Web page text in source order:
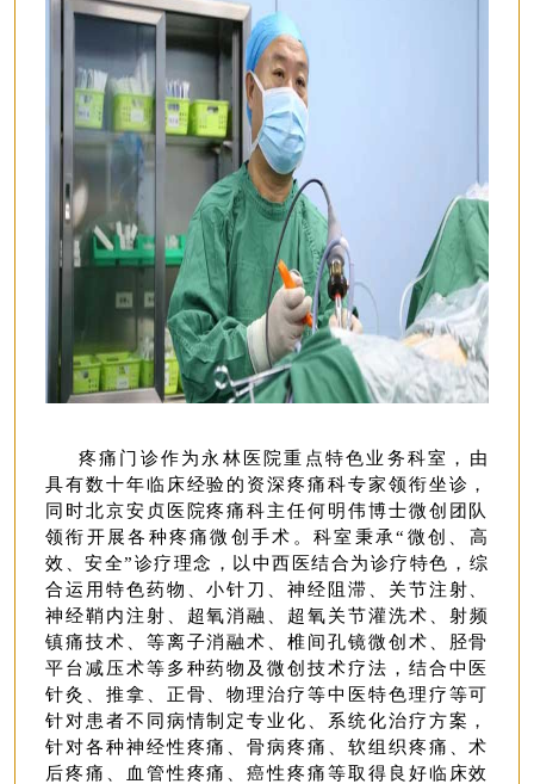
疼痛门诊作为永林医院重点特色业务科室， 由
具有数十年临床经验的资深疼痛科专家领衔坐诊，
同时北京安贞医院疼痛科主任何明伟博士微创团队
领衔开展各种疼痛微创手术。科室秉承“微创、高
效、安全”诊疗理念，以中西医结合为诊疗特色，综
合运用特色药物、小针刀、神经阻滞、关节注射、
神经鞘内注射、超氧消融、 超氧关节灌洗术、射频
镇痛技术、等离子消融术、椎间孔镜微创术、胫骨
平台减压术等多种药物及微创技术疗法，结合中医
针灸、推拿、正骨、物理治疗等中医特色理疗等可
针对患者不同病情制定专业化、系统化治疗方案，
针对各种神经性疼痛、骨病疼痛、软组织疼痛、术
后疼痛、血管性疼痛、癌性疼痛等取得良好临床效